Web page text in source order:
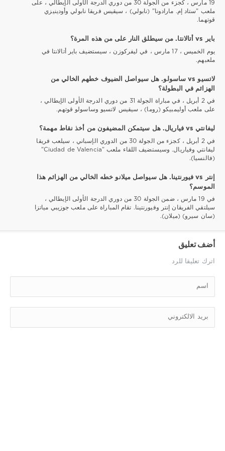
19 مارس ، كجزء من الجولة 30 من دوري الدرجة الأولى الإيطالي ، على
ملعب "ستاد إم. مارادونا" (نابولي) ، سيقيس فريقا نابولي وأودينيزي
قوتهما.
باير vs أتالانتا. من سيطلق النار على من هذه المرة؟
يوم الخميس ، 17 مارس ، في ليفركوزن ، سيستضيف باير أتالانتا في
ملعبهم.
لاتسيو vs ساسولو. هل سيواصل الضيوف خطهم الخالي من
الهزائم في البطولة؟
في 2 أبريل ، في مباراة الجولة 31 من دوري الدرجة الأولى الإيطالي ،
على ملعب أوليمبيكو (روما) ، سيقيس لاتسيو وساسولو قوتهم.
ليفانتي vs فياريال. هل سيتمكن المضيفون من أخذ نقاط مهمة؟
في 2 أبريل ، كجزء من الجولة 30 من الدوري الإسباني ، سيلعب فريقا
ليفانتي وفياريال. وسيستضيف اللقاء ملعب "Ciudad de Valencia"
(فالنسيا).
إنتر vs فيورنتينا. هل سيواصل ميلانو خطه الخالي من الهزائم هذا
الموسم؟
في 19 مارس ، ضمن الجولة 30 من دوري الدرجة الأولى الإيطالي ،
سيلتقي الفريقان إنتر وفيورنتينا. تقام المباراة على ملعب جوزيبي مياتزا
(سان سيرو) (ميلان).
أضف تعليق
اترك تعليقا للرد